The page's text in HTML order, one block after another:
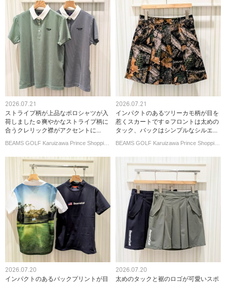
2026.07.21
ストライプ柄が上品なポロシャツが入
荷しました☺︎爽やかなストライプ柄に
合うクレリック襟がアクセントに...
2026.07.21
インパクトのあるツリーカモ柄が目を
惹くスカートです☺︎フロントは太めの
タック、バックはシンプルなシルエ...
2026.07.20
インパクトのあるバックプリントが目
2026.07.20
太めのタックと裾のロゴが可愛いスポ